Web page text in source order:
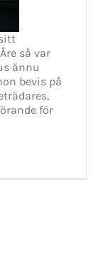
så var
ännu
bevis på
för